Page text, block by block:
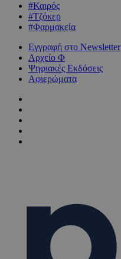
#Καιρός
#Τζόκερ
#Φαρμακεία
Εγγραφή στο Newsletter
Αρχείο Φ
Ψηφιακές Εκδόσεις
Αφιερώματα